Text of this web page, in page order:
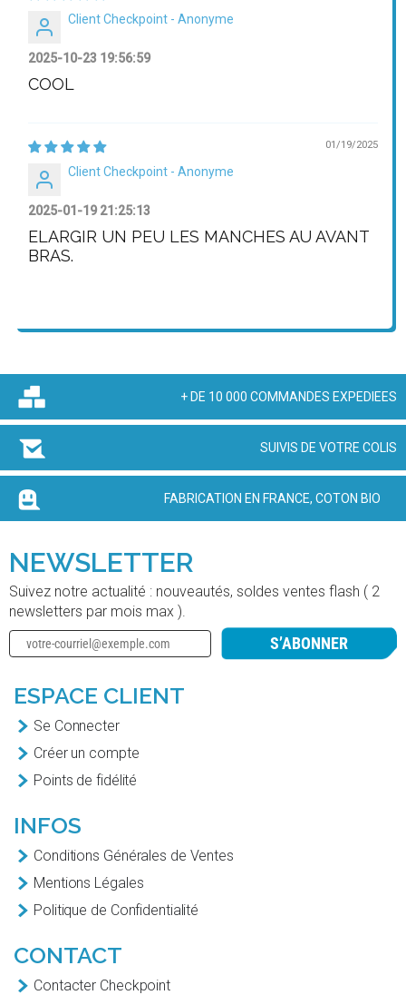
Client Checkpoint - Anonyme
2025-10-23 19:56:59
COOL
01/19/2025
Client Checkpoint - Anonyme
2025-01-19 21:25:13
ELARGIR UN PEU LES MANCHES AU AVANT
BRAS.
+ DE 10 000 COMMANDES EXPEDIEES
SUIVIS DE VOTRE COLIS
FABRICATION EN FRANCE, COTON BIO
NEWSLETTER
Suivez notre actualité : nouveautés, soldes ventes flash ( 2
newsletters par mois max ).
S’ABONNER
ESPACE CLIENT
Se Connecter
Créer un compte
Points de fidélité
INFOS
Conditions Générales de Ventes
Mentions Légales
Politique de Confidentialité
CONTACT
Contacter Checkpoint